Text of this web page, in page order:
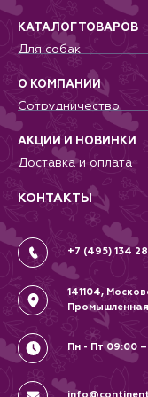
КАТАЛОГ ТОВАРОВ
Для собак
Для кошек
Для грызунов
Для птиц
Аквариумистика,
Террариумистика
О КОМПАНИИ
Сотрудничество
Питомникам
Добрые дела
Новости
Контакты
Вопрос-Ответ
АКЦИИ И НОВИНКИ
Доставка и оплата
Гарантии и возврат
Вакансии
Политика
Соглашение
КОНТАКТЫ
+7 (495) 134
141104,
Пн - Пт 09:00 –